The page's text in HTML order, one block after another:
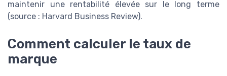
maintenir une rentabilité élevée sur le long terme
(source : Harvard Business Review).
Comment calculer le taux de
marque